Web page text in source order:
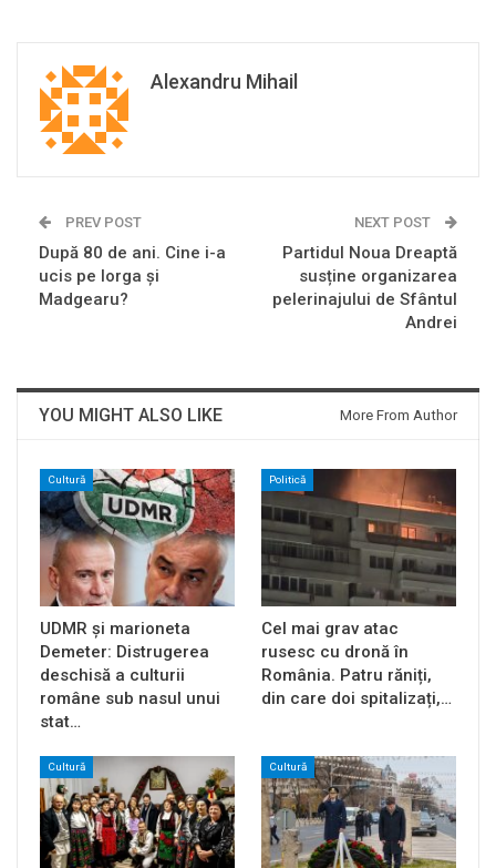
Alexandru Mihail
PREV POST
După 80 de ani. Cine i-a
ucis pe Iorga și
Madgearu?
NEXT POST
Partidul Noua Dreaptă
susține organizarea
pelerinajului de Sfântul
Andrei
YOU MIGHT ALSO LIKE More From Author
Cultură
UDMR și marioneta
Demeter: Distrugerea
deschisă a culturii
române sub nasul unui
stat…
Politică
Cel mai grav atac
rusesc cu dronă în
România. Patru răniți,
din care doi spitalizați,…
Cultură Cultură